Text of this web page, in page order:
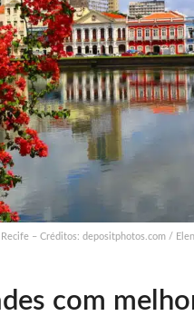
Recife – Créditos: depositphotos.com /
com